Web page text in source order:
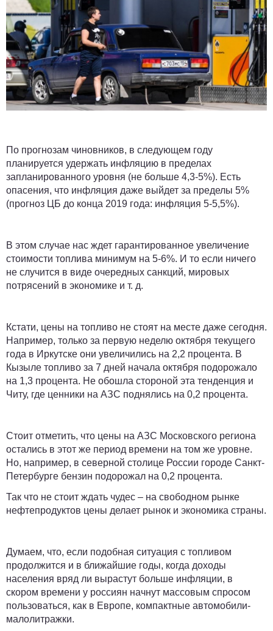
По прогнозам чиновников, в следующем году
планируется удержать инфляцию в пределах
запланированного уровня (не больше 4,3-5%). Есть
опасения, что инфляция даже выйдет за пределы 5%
(прогноз ЦБ до конца 2019 года: инфляция 5-5,5%).
В этом случае нас ждет гарантированное увеличение
стоимости топлива минимум на 5-6%. И то если ничего
не случится в виде очередных санкций, мировых
потрясений в экономике и т. д.
Кстати, цены на топливо не стоят на месте даже сегодня.
Например, только за первую неделю октября текущего
года в Иркутске они увеличились на 2,2 процента. В
Кызыле топливо за 7 дней начала октября подорожало
на 1,3 процента. Не обошла стороной эта тенденция и
Читу, где ценники на АЗС поднялись на 0,2 процента.
Стоит отметить, что цены на АЗС Московского региона
остались в этот же период времени на том же уровне.
Но, например, в северной столице России городе Санкт-
Петербурге бензин подорожал на 0,2 процента.
Так что не стоит ждать чудес – на свободном рынке
нефтепродуктов цены делает рынок и экономика страны.
Думаем, что, если подобная ситуация с топливом
продолжится и в ближайшие годы, когда доходы
населения вряд ли вырастут больше инфляции, в
скором времени у россиян начнут массовым спросом
пользоваться, как в Европе, компактные автомобили-
малолитражки.